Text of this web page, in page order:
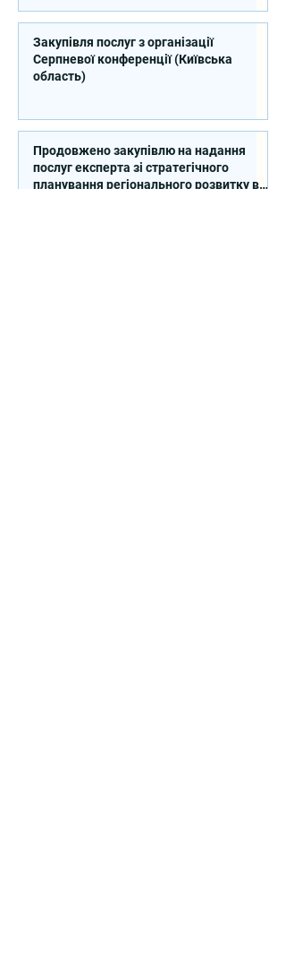
Закупівля послуг з організації
Серпневої конференції (Київська
область)
Продовжено закупівлю на надання
послуг експерта зі стратегічного
планування регіонального розвитку в